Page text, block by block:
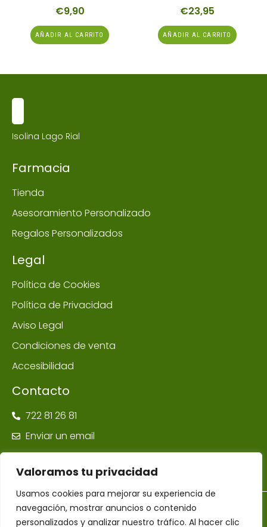
Valoramos tu privacidad
Usamos cookies para mejorar su experiencia de
navegación, mostrar anuncios o contenido
personalizados y analizar nuestro tráfico. Al hacer clic
€9,90
AÑADIR AL CARRITO
€23,95
AÑADIR AL CARRITO
Isolina Lago Rial
Farmacia
Tienda
Asesoramiento Personalizado
Regalos Personalizados
Legal
Política de Cookies
Política de Privacidad
Aviso Legal
Condiciones de venta
Accesibilidad
Contacto
722 81 26 81
Enviar un email
©Farmacia Ponte Maceira | Todos los derechos reservados –
Diseñador Web WordPress Juan Pardo